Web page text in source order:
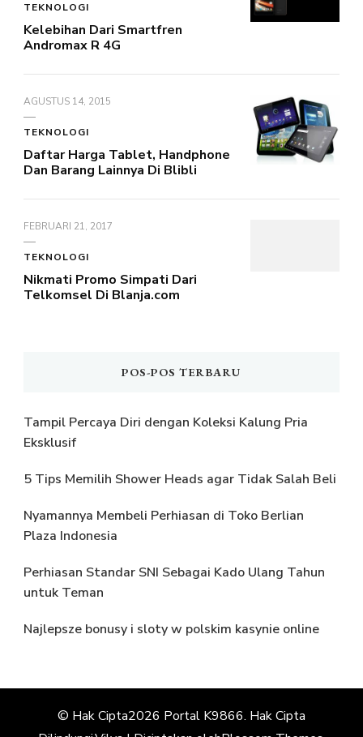
TEKNOLOGI
Kelebihan Dari Smartfren
Andromax R 4G
AGUSTUS 14, 2015
TEKNOLOGI
Daftar Harga Tablet, Handphone
Dan Barang Lainnya Di Blibli
FEBRUARI 21, 2017
TEKNOLOGI
Nikmati Promo Simpati Dari
Telkomsel Di Blanja.com
POS-POS TERBARU
Tampil Percaya Diri dengan Koleksi Kalung Pria
Eksklusif
5 Tips Memilih Shower Heads agar Tidak Salah Beli
Nyamannya Membeli Perhiasan di Toko Berlian
Plaza Indonesia
Perhiasan Standar SNI Sebagai Kado Ulang Tahun
untuk Teman
Najlepsze bonusy i sloty w polskim kasynie online
© Hak Cipta2026 Portal K9866. Hak Cipta